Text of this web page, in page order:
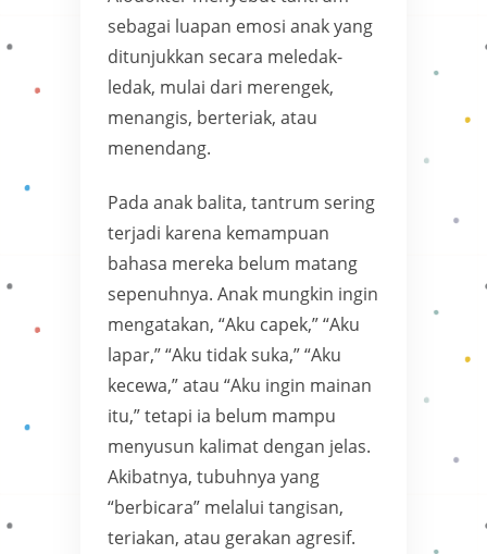
sebagai luapan emosi anak yang
ditunjukkan secara meledak-
ledak, mulai dari merengek,
menangis, berteriak, atau
menendang.
Pada anak balita, tantrum sering
terjadi karena kemampuan
bahasa mereka belum matang
sepenuhnya. Anak mungkin ingin
mengatakan, “Aku capek,” “Aku
lapar,” “Aku tidak suka,” “Aku
kecewa,” atau “Aku ingin mainan
itu,” tetapi ia belum mampu
menyusun kalimat dengan jelas.
Akibatnya, tubuhnya yang
“berbicara” melalui tangisan,
teriakan, atau gerakan agresif.